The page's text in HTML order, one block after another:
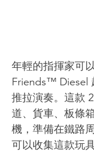
年輕的指揮家可
Friends™ Diesel
推拉演奏。這款
道、貨車、板條
機，準備在鐵路
可以收集這款玩